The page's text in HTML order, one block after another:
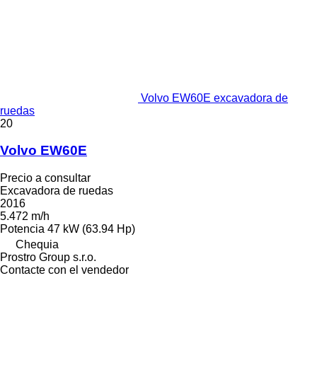
Volvo EW60E excavadora de
ruedas
20
Volvo EW60E
Precio a consultar
Excavadora de ruedas
2016
5.472 m/h
Potencia 47 kW (63.94 Hp)
Chequia
Prostro Group s.r.o.
Contacte con el vendedor